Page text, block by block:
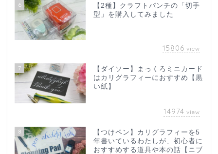
6
【2種】クラフトパンチの「切手
型」を購入してみました
15806 view
7
【ダイソー】まっくろミニカード
はカリグラフィーにおすすめ【黒
い紙】
14974 view
8
【つけペン】カリグラフィーを5
年書いているわたしが、初心者に
おすすめする道具や本の話【ニブ